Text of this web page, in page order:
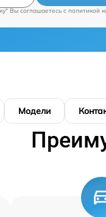
Вы соглашаетесь c политикой
Модели